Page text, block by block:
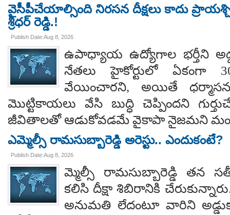
వైసీపీచేయాల్సింది నిరసన దీక్షలు కాదు
శ్రీధర్ రెడ్డి.!
Publish Date:Aug 8, 2026
ఉపాధ్యాయ ఉద్యోగాల భర్తీని
నేతలు హైకోర్టులో ఏకంగా
వేయించారని, అయితే
మొట్టికాయలు వేసి బుద్ధి చెప్పిందని
జీవితాలతో ఆడుకోవడమే వైకాపా నైజమని
ఎమ్మెల్సీ రామసుబ్బారెడ్డి అరెస్టు.. ఎందుకంటే?
Publish Date:Aug 8, 2026
మ్మెల్సీ రామసుబ్బారెడ్డి తన
కలిసి దీక్షా శిబిరానికి
అనుమతి లేదంటూ వారిని